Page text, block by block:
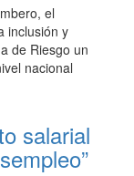
el
inclusión y
de Riesgo un
nacional
salarial